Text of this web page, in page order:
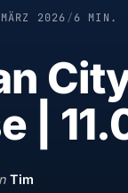
2026/6 MIN.
|
Tim